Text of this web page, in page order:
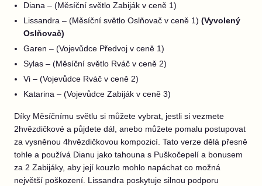
Diana – (Měsíční světlo Zabiják v ceně 1)
Lissandra – (Měsíční světlo Oslňovač v ceně 1) (Vyvolený
Oslňovač)
Garen – (Vojevůdce Předvoj v ceně 1)
Sylas – (Měsíční světlo Rváč v ceně 2)
Vi – (Vojevůdce Rváč v ceně 2)
Katarina – (Vojevůdce Zabiják v ceně 3)
Díky Měsíčnímu světlu si můžete vybrat, jestli si vezmete
2hvězdičkové a půjdete dál, anebo můžete pomalu postupovat
za vysněnou 4hvězdičkovou kompozicí. Tato verze dělá přesně
tohle a používá Dianu jako tahouna s Puškočepelí a bonusem
za 2 Zabijáky, aby její kouzlo mohlo napáchat co možná
největší poškození. Lissandra poskytuje silnou podporu